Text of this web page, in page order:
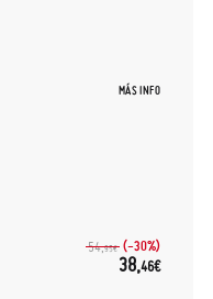
MÁS INFO
54,95€ (-30%)
38,46€